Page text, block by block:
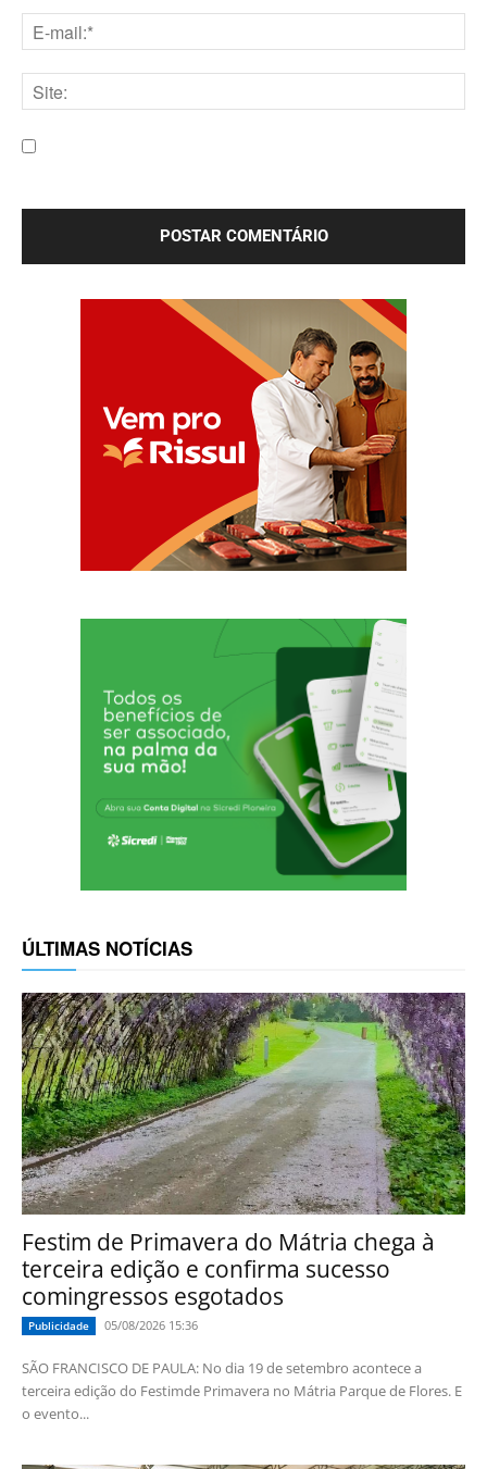
mail:*
ÚLTIMAS NOTÍCIAS
Festim de Primavera do Mátria chega à
terceira edição e confirma sucesso
comingressos esgotados
Publicidade 05/08/2026 15:36
SÃO FRANCISCO DE PAULA: No dia 19 de setembro acontece a
terceira edição do Festimde Primavera no Mátria Parque de Flores. E
o evento...